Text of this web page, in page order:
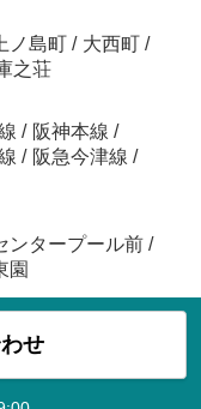
ノ島町 / 大西町 /
之荘
/ 阪神本線 /
/ 阪急今津線 /
ンタープール前 /
園
せ